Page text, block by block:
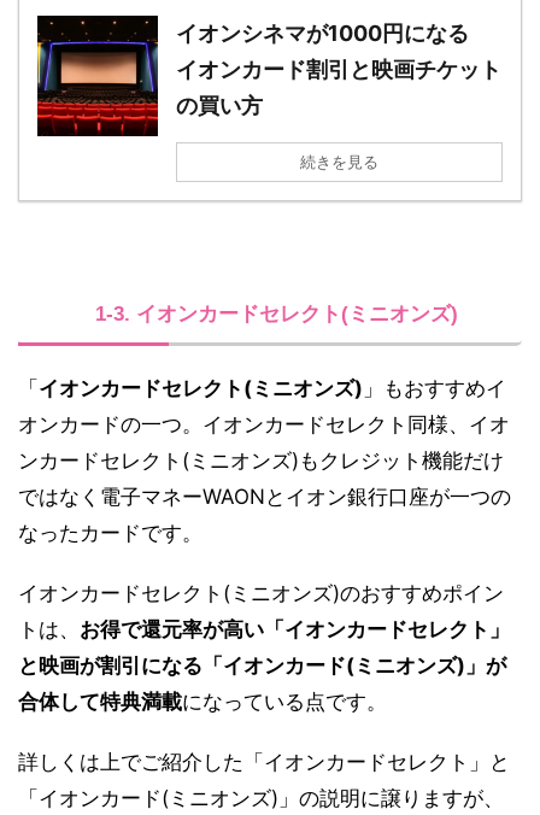
イオンシネマが1000円になる
イオンカード割引と映画チケット
の買い方
続きを見る
1-3. イオンカードセレクト(ミニオンズ)
「 イオンカードセレクト(ミニオンズ) 」もおすすめイ
オンカードの一つ。イオンカードセレクト同様、イオ
ンカードセレクト(ミニオンズ)もクレジット機能だけ
ではなく電子マネーWAONとイオン銀行口座が一つの
なったカードです。
イオンカードセレクト(ミニオンズ)のおすすめポイン
トは、 お得で還元率が高い「イオンカードセレクト」
と映画が割引になる「イオンカード(ミニオンズ)」が
合体して特典満載になっている点です。
詳しくは上でご紹介した「イオンカードセレクト」と
「イオンカード(ミニオンズ)」の説明に譲りますが、